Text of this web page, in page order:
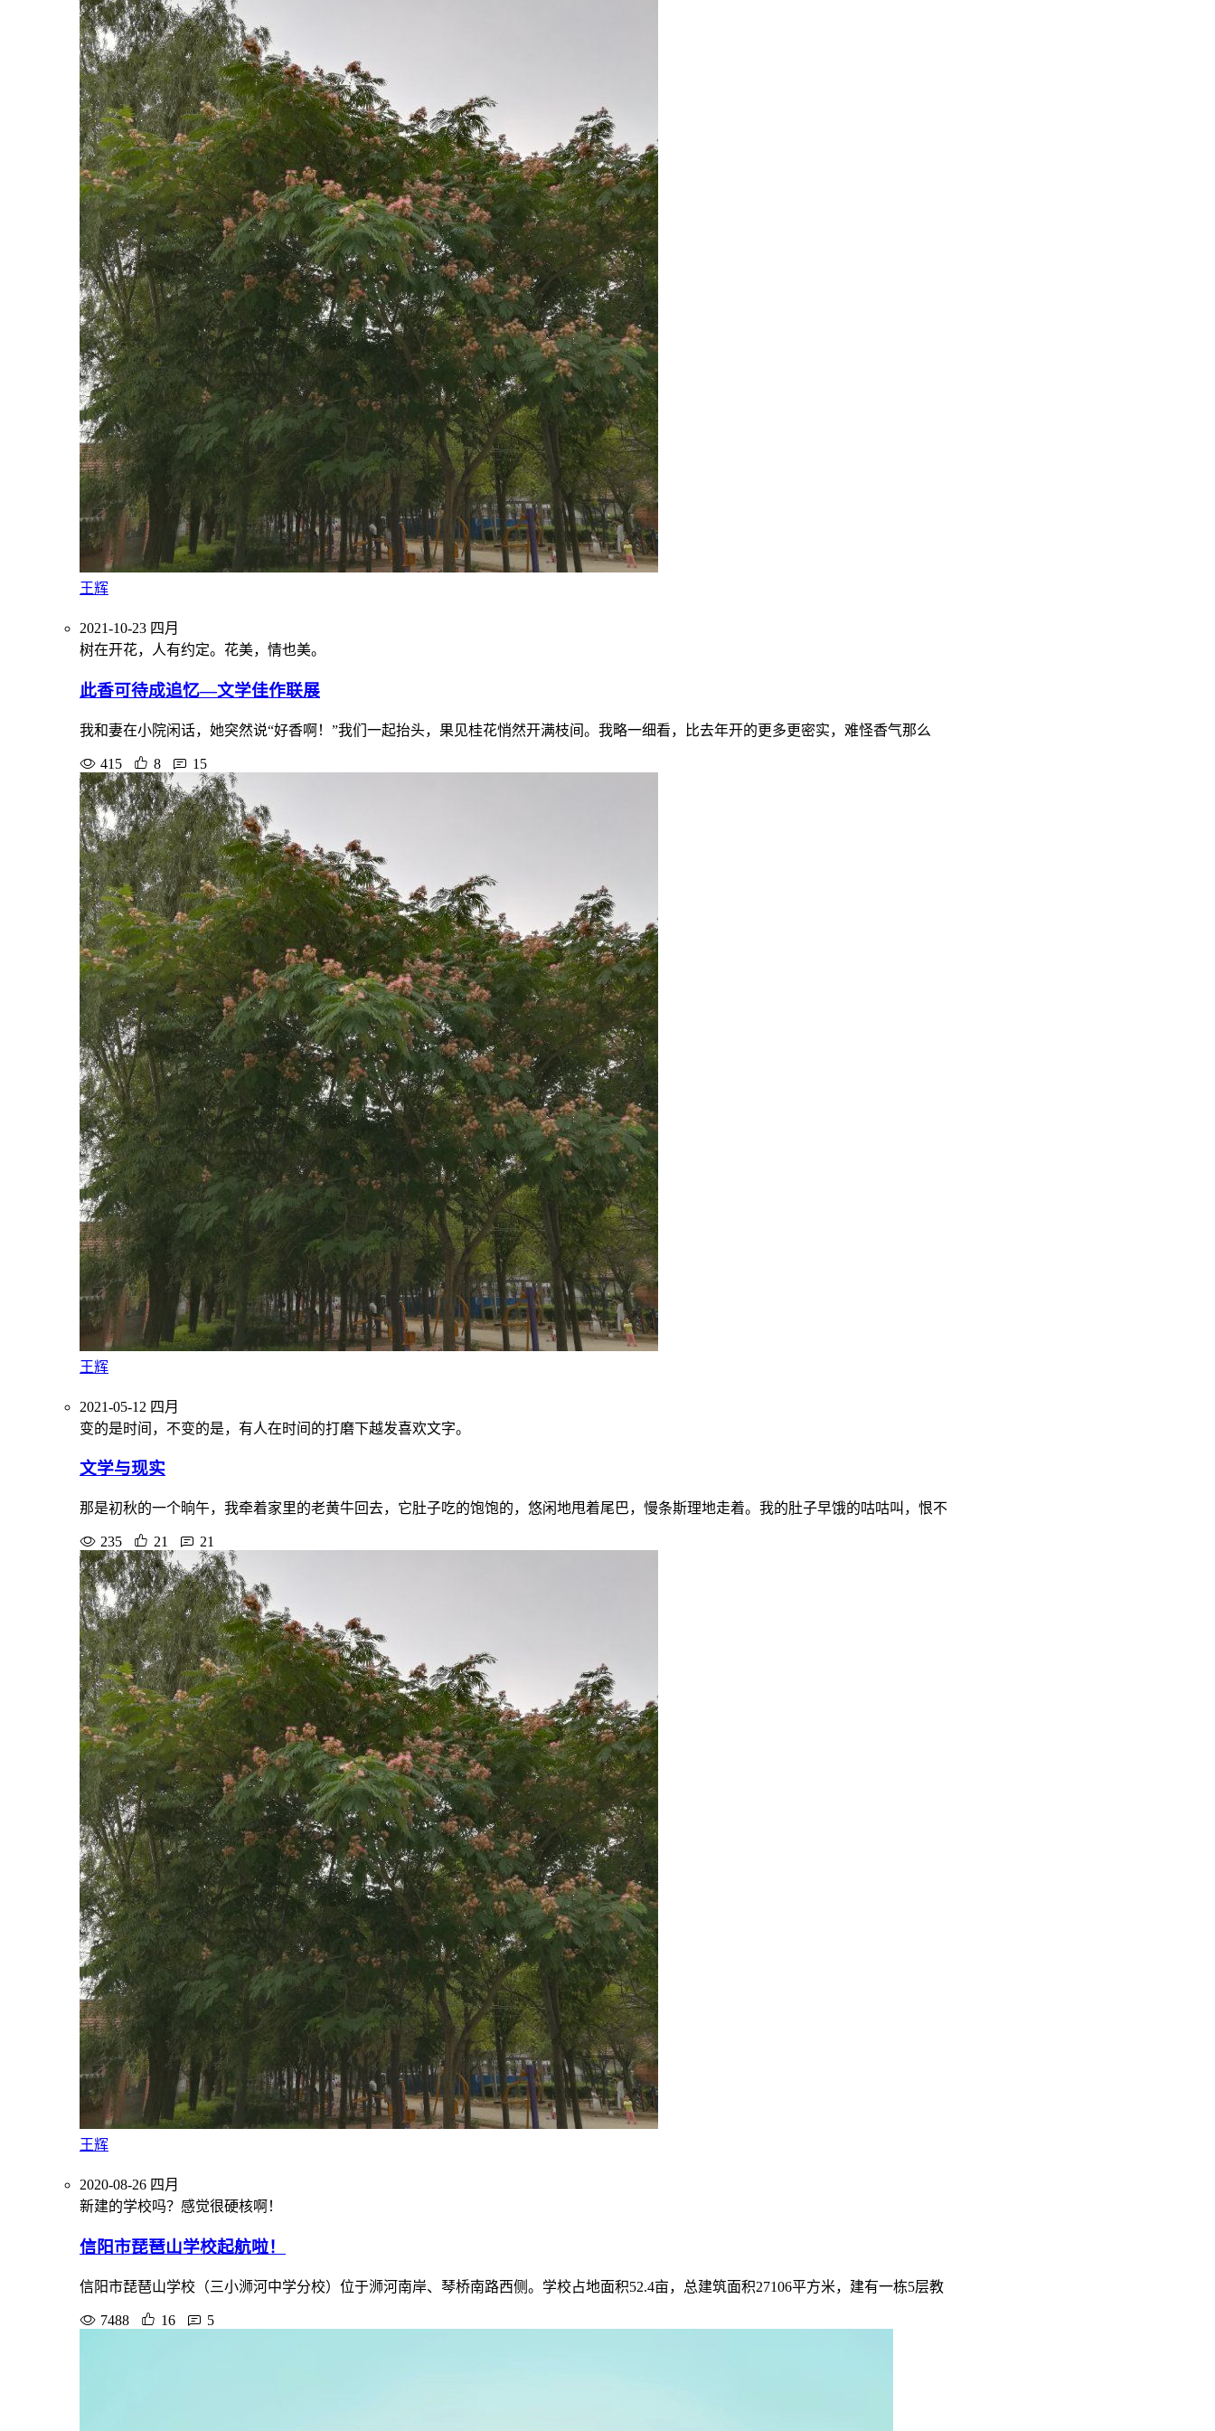
王辉
2021-10-23 四月
树在开花，人有约定。花美，情也美。
此香可待成追忆—文学佳作联展
我和妻在小院闲话，她突然说“好香啊！”我们一起抬头，果见桂花悄然开满枝间。我略一细看，比去年开的更多更密实，难怪香气那么
415 8 15
王辉
2021-05-12 四月
变的是时间，不变的是，有人在时间的打磨下越发喜欢文字。
文学与现实
那是初秋的一个晌午，我牵着家里的老黄牛回去，它肚子吃的饱饱的，悠闲地甩着尾巴，慢条斯理地走着。我的肚子早饿的咕咕叫，恨不
235 21 21
王辉
2020-08-26 四月
新建的学校吗？感觉很硬核啊！
信阳市琵琶山学校起航啦！
信阳市琵琶山学校（三小浉河中学分校）位于浉河南岸、琴桥南路西侧。学校占地面积52.4亩，总建筑面积27106平方米，建有一栋5层教
7488 16 5